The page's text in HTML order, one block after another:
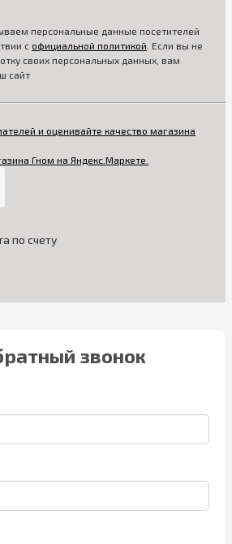
персональные данные посетителей
с официальной политикой . Если вы не
своих персональных данных, вам
сайт
звонок